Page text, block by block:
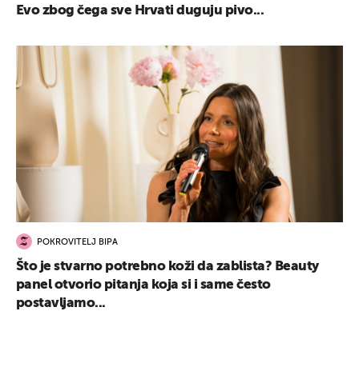
Evo zbog čega sve Hrvati duguju pivo...
POKROVITELJ BIPA
Što je stvarno potrebno koži da zablista? Beauty
panel otvorio pitanja koja si i same često
postavljamo...